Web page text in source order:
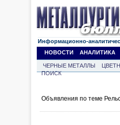
Информационно-
НОВОСТИ
АНАЛИТИКА
ЧЕРНЫЕ МЕТАЛЛЫ
ПОИСК
Объявления по теме